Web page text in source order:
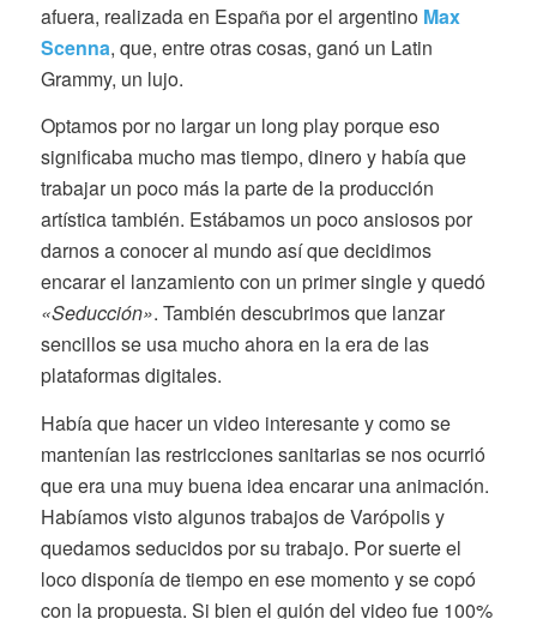
afuera, realizada en España por el argentino Max
Scenna, que, entre otras cosas, ganó un Latin
Grammy, un lujo.
Optamos por no largar un long play porque eso
significaba mucho mas tiempo, dinero y había que
trabajar un poco más la parte de la producción
artística también. Estábamos un poco ansiosos por
darnos a conocer al mundo así que decidimos
encarar el lanzamiento con un primer single y quedó
«Seducción». También descubrimos que lanzar
sencillos se usa mucho ahora en la era de las
plataformas digitales.
Había que hacer un video interesante y como se
mantenían las restricciones sanitarias se nos ocurrió
que era una muy buena idea encarar una animación.
Habíamos visto algunos trabajos de Varópolis y
quedamos seducidos por su trabajo. Por suerte el
loco disponía de tiempo en ese momento y se copó
con la propuesta. Si bien el guión del video fue 100%